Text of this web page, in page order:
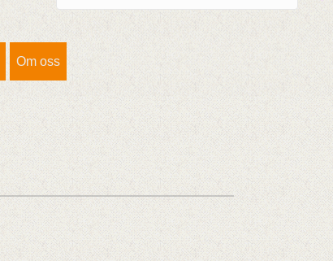
Om oss